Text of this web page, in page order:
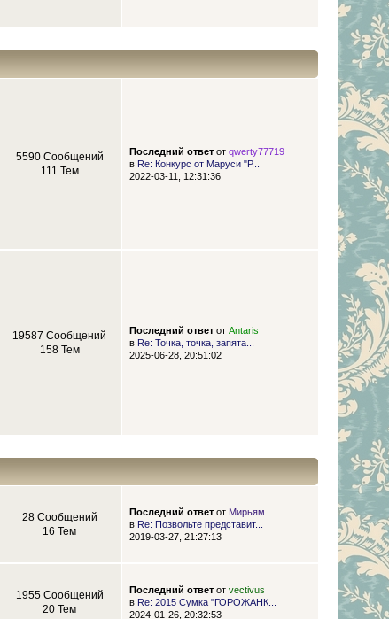
5590 Сообщений
111 Тем
Последний ответот qwerty77719
в Re: Конкурс от Маруси "Р...
2022-03-11, 12:31:36
19587 Сообщений
158 Тем
Последний ответот Antaris
в Re: Точка, точка, запята...
2025-06-28, 20:51:02
28 Сообщений
16 Тем
Последний ответот Мирьям
в Re: Позвольте представит...
2019-03-27, 21:27:13
1955 Сообщений
20 Тем
Последний ответот vectivus
в Re: 2015 Сумка "ГОРОЖАНК...
2024-01-26, 20:32:53